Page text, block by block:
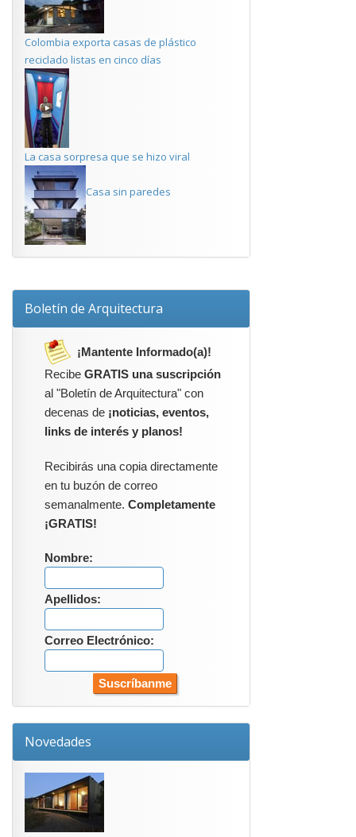
Colombia exporta casas de plástico
reciclado listas en cinco días
La casa sorpresa que se hizo viral
Casa sin paredes
Boletín de Arquitectura
¡Mantente Informado(a)!
Recibe GRATIS una suscripción
al "Boletín de Arquitectura" con
decenas de ¡noticias, eventos,
links de interés y planos!
Recibirás una copia directamente
en tu buzón de correo
semanalmente. Completamente
¡GRATIS!
Nombre:
Apellidos:
Correo Electrónico:
Novedades